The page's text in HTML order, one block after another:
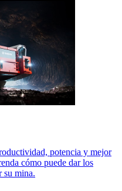
potencia y mejor
cómo puede dar los
su mina.